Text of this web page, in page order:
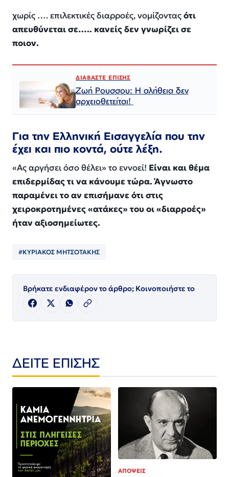
χωρίς …. επιλεκτικές διαρροές, νομίζονταςότι
απευθύνεται σε….. κανείς δεν γνωρίζει σε
ποιον.
ΔΙΑΒΑΣΤΕ ΕΠΙΣΗΣ
Ζωή Ρουσσου: Η αλήθεια δεν
αρχειοθετείται!
Για την Ελληνική Εισαγγελία που την
έχει και πιο κοντά, ούτε λέξη.
«Ας αργήσει όσο θέλει» το εννοεί! Είναι και θέμα
επιδερμίδας τι να κάνουμε τώρα. Άγνωστο
παραμένει το αν επισήμανε ότι στις
χειροκροτημένες «ατάκες» του οι «διαρροές»
ήταν αξιοσημείωτες.
#ΚΥΡΙΑΚΟΣ ΜΗΤΣΟΤΑΚΗΣ
Βρήκατε ενδιαφέρον το άρθρο; Κοινοποιήστε το
ΔΕΙΤΕ ΕΠΙΣΗΣ
ΑΠΟΨΕΙΣ